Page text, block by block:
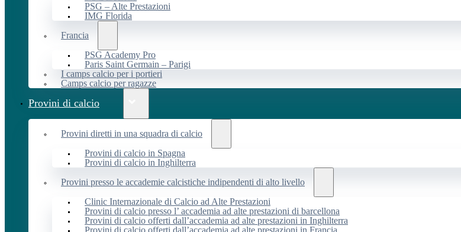
PSG – Alte Prestazioni
IMG Florida
Francia
PSG Academy Pro
Paris Saint Germain – Parigi
I camps calcio per i portieri
Camps calcio per ragazze
Provini di calcio
Provini diretti in una squadra di calcio
Provini di calcio in Spagna
Provini di calcio in Inghilterra
Provini presso le accademie calcistiche indipendenti di alto livello
Clinic Internazionale di Calcio ad Alte Prestazioni
Provini di calcio presso l’ accademia ad alte prestazioni di barcellona
Provini di calcio offerti dall’accademia ad alte prestazioni in Inghilterra
Provini di calcio offerti dall’accademia ad alte prestazioni in Francia